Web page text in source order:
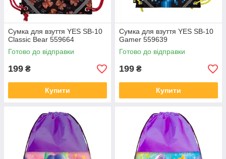
Сумка для взуття YES SB-10
Classic Bear 559664
Готово до відправки
199 ₴
Купити
Сумка для взуття YES SB-10
Gamer 559639
Готово до відправки
199 ₴
Купити